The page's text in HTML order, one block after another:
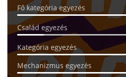
Fő kategória egyezés
Család egyezés
Kategória egyezés
Mechanizmus egyezés